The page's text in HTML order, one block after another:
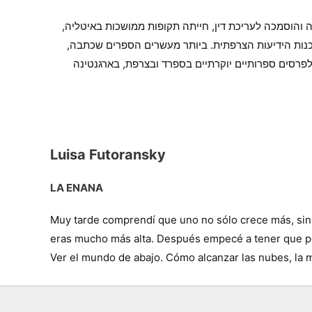
איירס בשנת 1939. לאחר שלמדה משפטים בעיר הולדתה והוסמכה לעריכת דין, חייתה תקופות ממושכות באיטליה,
ובסוכנות הידיעות הצרפתית. ביותר מעשרים הספרים שכתבה,
ספרותיים יוקרתיים בספרד ובצרפת, בארגנטינה
Luisa Futoransky
LA ENANA
Muy tarde comprendí que uno no sólo crece más,
eras mucho más alta. Después empecé a tener que
Ver el mundo de abajo. Cómo alcanzar las nubes, la